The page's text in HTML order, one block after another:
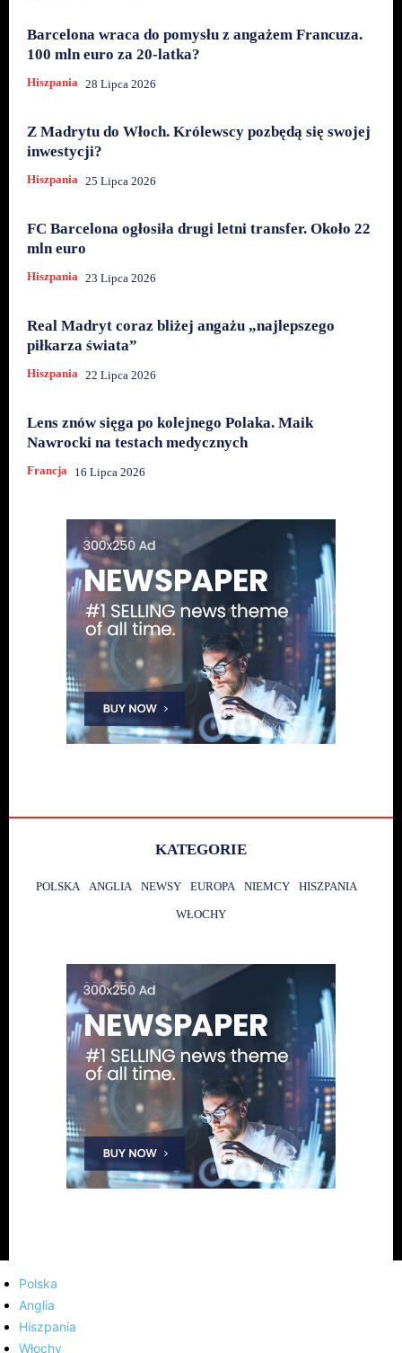
Barcelona wraca do pomysłu z angażem Francuza.
100 mln euro za 20-latka?
Hiszpania 28 Lipca 2026
Z Madrytu do Włoch. Królewscy pozbędą się swojej
inwestycji?
Hiszpania 25 Lipca 2026
FC Barcelona ogłosiła drugi letni transfer. Około 22
mln euro
Hiszpania 23 Lipca 2026
Real Madryt coraz bliżej angażu „najlepszego
piłkarza świata”
Hiszpania 22 Lipca 2026
Lens znów sięga po kolejnego Polaka. Maik
Nawrocki na testach medycznych
Francja 16 Lipca 2026
KATEGORIE
POLSKA ANGLIA NEWSY EUROPA NIEMCY HISZPANIA
WŁOCHY
Polska
Anglia
Hiszpania
Włochy